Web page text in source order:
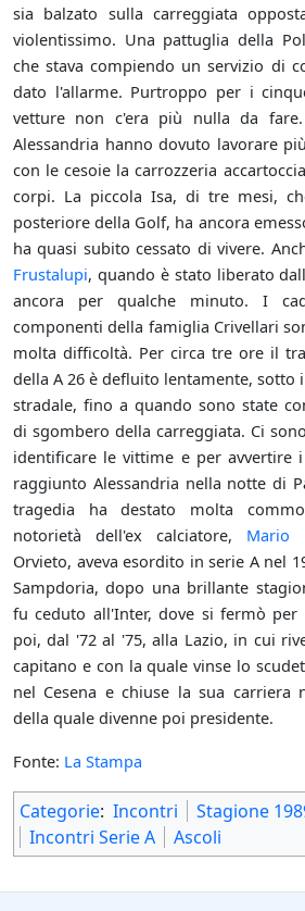
sia balzato sulla carreggiata
violentissimo. Una pattuglia della
che stava compiendo un servizio di
dato l'allarme. Purtroppo per i
vetture non c'era più nulla da
Alessandria hanno dovuto lavorare
con le cesoie la carrozzeria
corpi. La piccola Isa, di tre mesi,
posteriore della Golf, ha ancora
ha quasi subito cessato di vivere.
Frustalupi, quando è stato liberato
ancora per qualche minuto. I
componenti della famiglia Crivellari
molta difficoltà. Per circa tre ore il
della A 26 è defluito lentamente,
stradale, fino a quando sono state
di sgombero della carreggiata. Ci
identificare le vittime e per avvertire
raggiunto Alessandria nella notte di
tragedia ha destato molta
notorietà dell'ex calciatore, Mario
Orvieto, aveva esordito in serie A nel
Sampdoria, dopo una brillante
fu ceduto all'Inter, dove si fermò per
poi, dal '72 al '75, alla Lazio, in cui
capitano e con la quale vinse lo
nel Cesena e chiuse la sua carriera
della quale divenne poi presidente.
Fonte: La Stampa
Categorie: Incontri
Stagione
Incontri Serie A
Ascoli